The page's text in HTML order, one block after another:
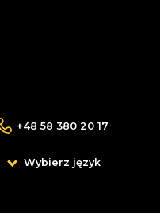
+48 58 380 20 17
Wybierz język